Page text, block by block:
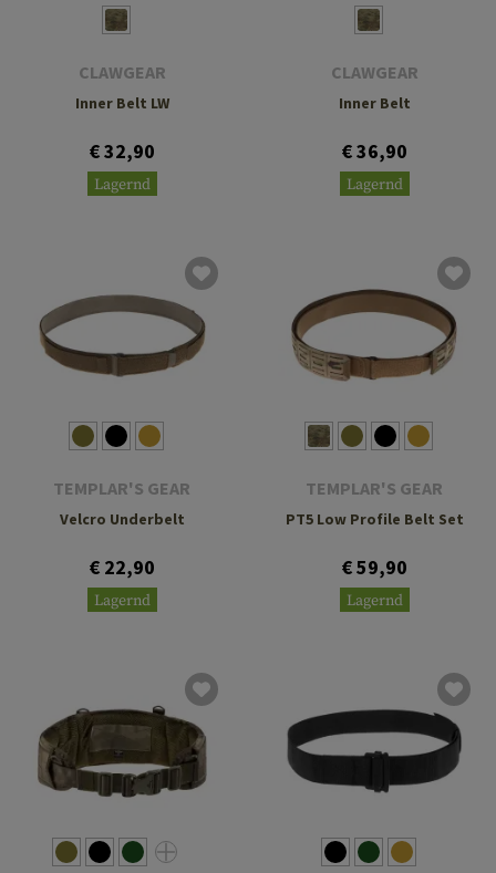
CLAWGEAR
Inner Belt LW
€ 32,90
Lagernd
CLAWGEAR
Inner Belt
€ 36,90
Lagernd
TEMPLAR'S GEAR
Velcro Underbelt
€ 22,90
Lagernd
TEMPLAR'S GEAR
PT5 Low Profile Belt Set
€ 59,90
Lagernd